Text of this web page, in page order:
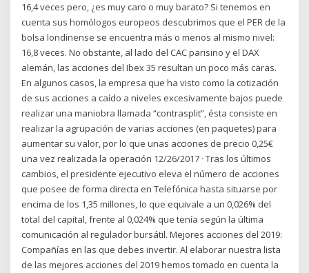
16,4 veces pero, ¿es muy caro o muy barato? Si tenemos en
cuenta sus homólogos europeos descubrimos que el PER de la
bolsa londinense se encuentra más o menos al mismo nivel:
16,8 veces. No obstante, al lado del CAC parisino y el DAX
alemán, las acciones del Ibex 35 resultan un poco más caras.
En algunos casos, la empresa que ha visto como la cotización
de sus acciones a caído a niveles excesivamente bajos puede
realizar una maniobra llamada “contrasplit”, ésta consiste en
realizar la agrupación de varias acciones (en paquetes) para
aumentar su valor, por lo que unas acciones de precio 0,25€
una vez realizada la operación 12/26/2017 · Tras los últimos
cambios, el presidente ejecutivo eleva el número de acciones
que posee de forma directa en Telefónica hasta situarse por
encima de los 1,35 millones, lo que equivale a un 0,026% del
total del capital, frente al 0,024% que tenía según la última
comunicación al regulador bursátil. Mejores acciones del 2019:
Compañías en las que debes invertir. Al elaborar nuestra lista
de las mejores acciones del 2019 hemos tomado en cuenta la